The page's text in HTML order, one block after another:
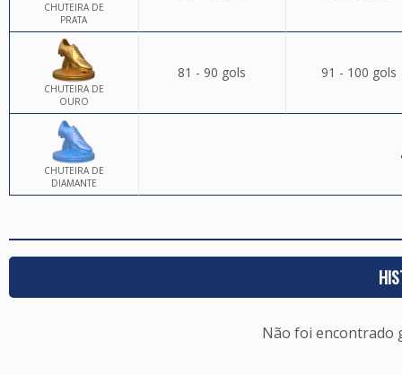
CHUTEIRA DE
PRATA
CHUTEIRA DE
OURO
81 - 90 gols 91 - 100 gols
CHUTEIRA DE
DIAMANTE
Não foi encontrado